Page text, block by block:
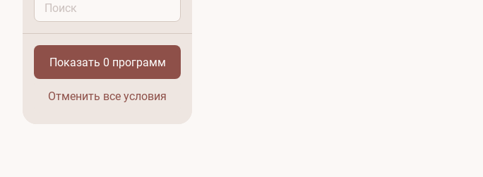
Показать 0 программ
Отменить все условия